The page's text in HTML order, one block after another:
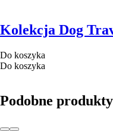
Kolekcja Dog
Do koszyka
Do koszyka
Podobne produkty